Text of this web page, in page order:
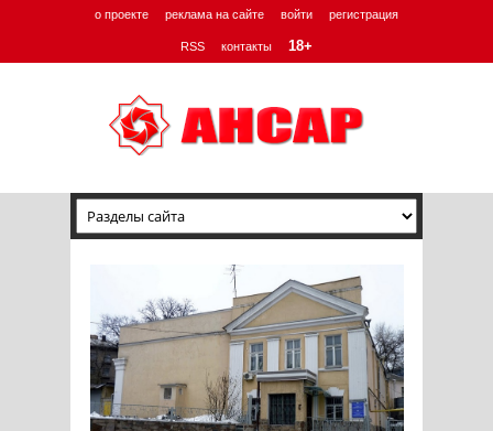
о проекте реклама на сайте войти регистрация
RSS контакты 18+